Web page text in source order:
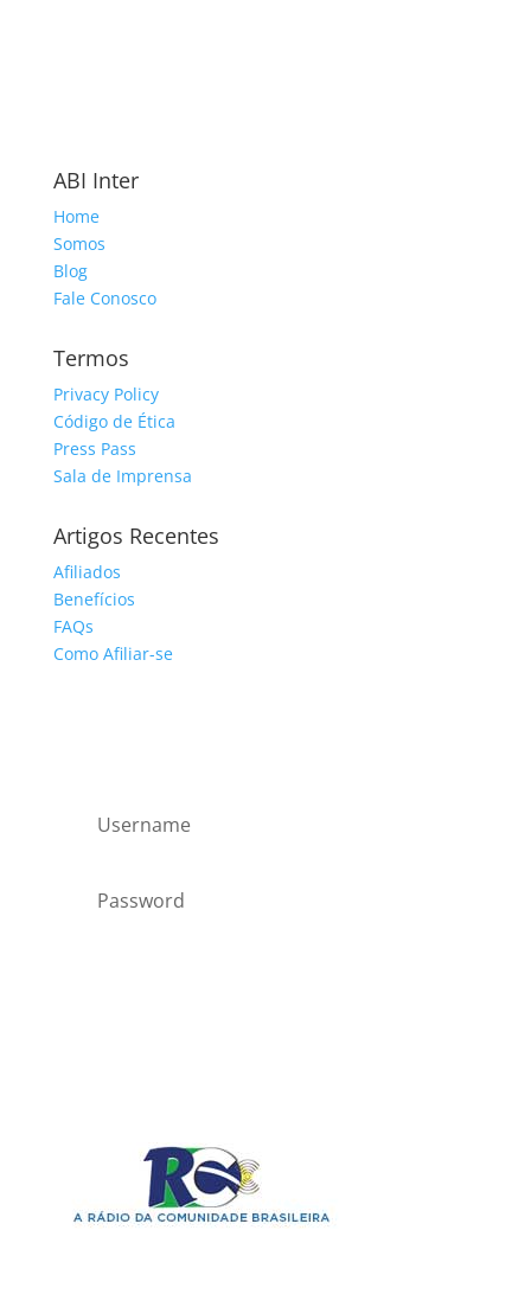
ABI Inter
Home
Somos
Blog
Fale Conosco
Termos
Privacy Policy
Código de Ética
Press Pass
Sala de Imprensa
Artigos Recentes
Afiliados
Benefícios
FAQs
Como Afiliar-se